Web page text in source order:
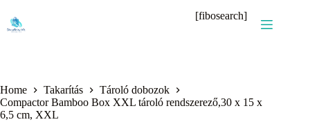
content
[fibosearch]
Home Takarítás
Tároló dobozok
Compactor Bamboo Box XXL tároló rendszerező,30 x 15 x
6,5 cm, XXL